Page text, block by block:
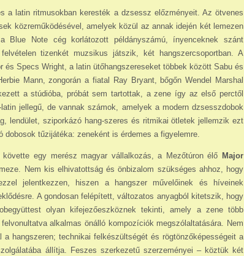
a latin ritmusokban keresték a dzsessz előzmé­nyeit. Az ötvenes
közreműködésé­vel, amelyek közül az annak idején két lemezen
Blue Note cég korlátozott példányszámú, ínyenceknek szánt
tizenkét muzsikus játszik, két hangszercsoportban. A
Specs Wright, a latin ütőhangszereseket többek között Sabu és
Mann, zon­go­rán a fiatal Ray Bryant, bőgőn Wendel Marshal
a stúdióba, próbát sem tartottak, a zene így az első perctől
jellegű, de vannak számok, amelyek a modern dzsesszdobok
lendület, sziporkázó hang-szeres és ritmikai ötletek jellemzik ezt
tűzijátéka: zeneként is érdemes a figyelemre.
egy merész magyar vállalkozás, a Mezőtúron élő Major
Nem kis elhiva­tottság és önbizalom szükséges ahhoz, hogy
jelentkezzen, hiszen a hangszer művelőinek és híveinek
A gondosan felépített, változatos anyagból ki­tet­szik, hogy
olyan kifejezőeszköznek tekinti, amely a zene több
alkalmas önálló kompo­zíciók megszólaltatására. Nem
hangsze­ren; technikai felkészültségét és rögtönzőképességeit a
állítja. Feszes szerkezetű szerzeményei – köztük két